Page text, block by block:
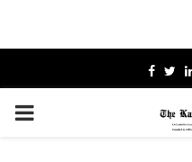
PRIMARY